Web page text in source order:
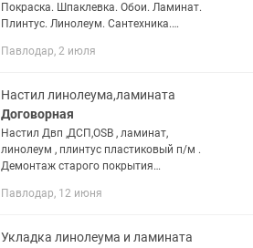
Покраска. Шпаклевка. Обои. Ламинат.
Плинтус. Линолеум. Сантехника.
сложности. Заправка кондиционера.
Павлодар, 2 июля
Настил линолеума,ламината
Договорная
Настил Двп ,ДСП,OSB , ламинат,
линолеум , плинтус пластиковый п/м .
Демонтаж старого покрытия
подбору материала,подготовка
технологии...
Павлодар, 12 июня
Укладка линолеума и ламината